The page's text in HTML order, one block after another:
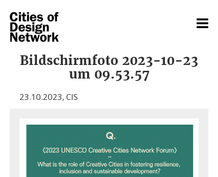
Bildschirmfoto 2023-10-23
um 09.53.57
23.10.2023, CIS